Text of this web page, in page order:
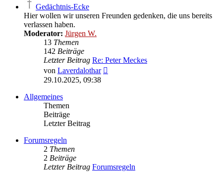
Gedächtnis-Ecke
Hier wollen wir unseren Freunden gedenken, die uns bereits
verlassen haben.
Moderator: Jürgen W.
13 Themen
142 Beiträge
Letzter Beitrag Re: Peter Meckes
von Laverdalothar
29.10.2025, 09:38
Allgemeines
Themen
Beiträge
Letzter Beitrag
Forumsregeln
2 Themen
2 Beiträge
Letzter Beitrag Forumsregeln